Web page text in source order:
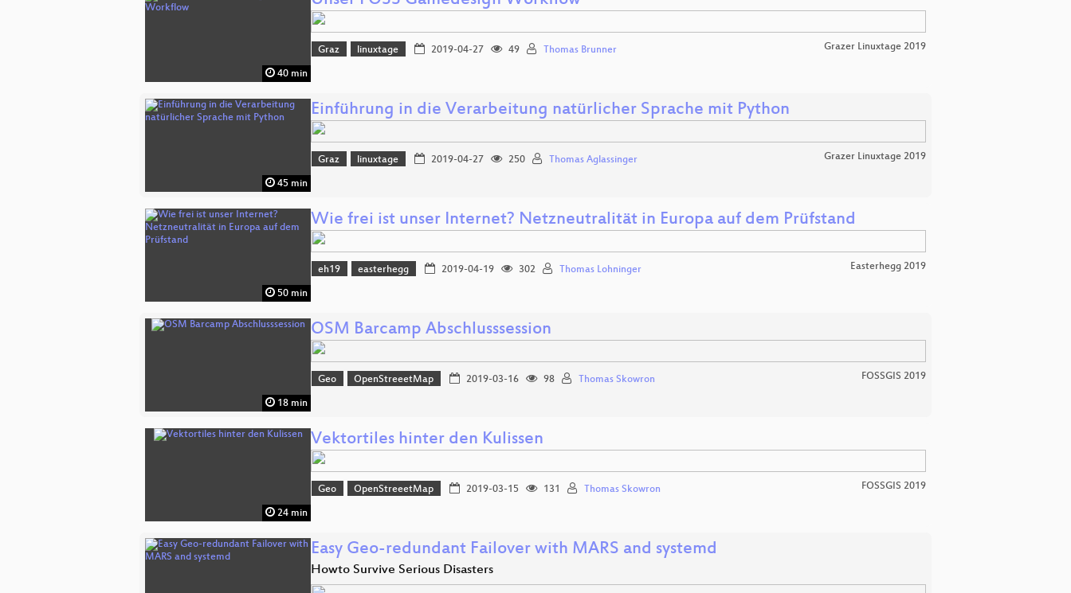
40 min
Graz linuxtage 2019-04-27 49 Thomas Brunner Grazer Linuxtage 2019
45 min
Einführung in die Verarbeitung natürlicher Sprache mit Python
Graz linuxtage 2019-04-27 250 Thomas Aglassinger Grazer Linuxtage 2019
50 min
Wie frei ist unser Internet? Netzneutralität in Europa auf dem Prüfstand
eh19 easterhegg 2019-04-19 302 Thomas Lohninger Easterhegg 2019
18 min
OSM Barcamp Abschlusssession
Geo OpenStreeetMap 2019-03-16 98 Thomas Skowron FOSSGIS 2019
24 min
Vektortiles hinter den Kulissen
Geo OpenStreeetMap 2019-03-15 131 Thomas Skowron FOSSGIS 2019
Easy Geo-redundant Failover with MARS and systemd
Howto Survive Serious Disasters